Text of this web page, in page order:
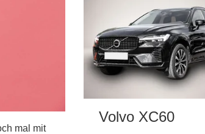
mal mit
Volvo XC60